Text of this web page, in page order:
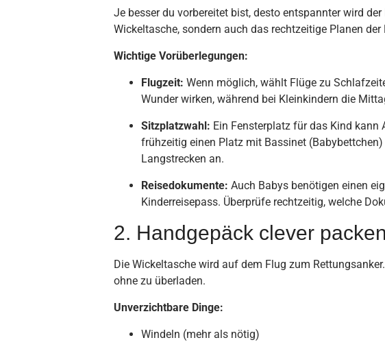
Je besser du vorbereitet bist, desto entspannter wird
Wickeltasche, sondern auch das rechtzeitige Planen
Wichtige Vorüberlegungen:
Flugzeit: Wenn möglich, wählt Flüge zu
Wunder wirken, während bei Kleinkindern die
Sitzplatzwahl: Ein Fensterplatz für das Kind kann
frühzeitig einen Platz mit Bassinet
Langstrecken an.
Reisedokumente: Auch Babys benötigen einen
Kinderreisepass. Überprüfe rechtzeitig, welche
2. Handgepäck clever packen
Die Wickeltasche wird auf dem Flug zum
ohne zu überladen.
Unverzichtbare Dinge:
Windeln (mehr als nötig)